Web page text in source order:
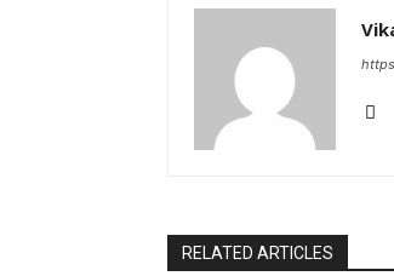
RELATED ARTICLES